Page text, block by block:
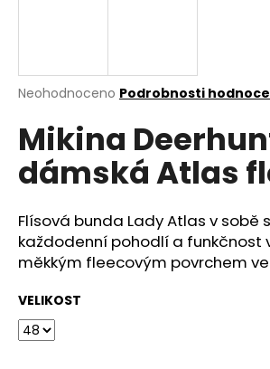
Průměrné
produktu
je
0,0
z
hvězdiček.
Neohodnoceno Podrobnosti
Mikina
dámská Atlas
Flísová bunda Lady Atlas v sobě
každodenní pohodlí a funkčnost
měkkým fleecovým povrchem
VELIKOST
í
t
o
p
o